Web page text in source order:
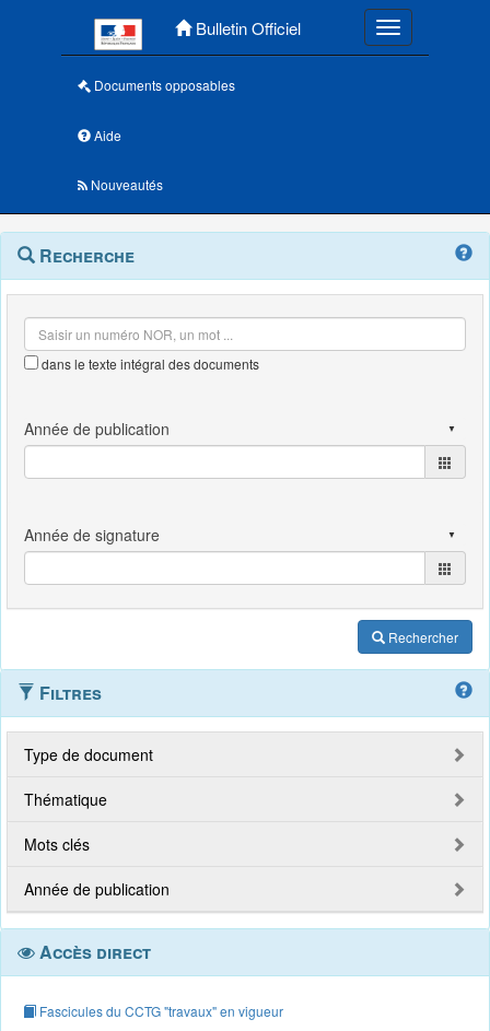
Bulletin Officiel Toggle
Documents opposables
Aide
Nouveautés
Navigation
outils
Menu
contextuel
Recherche
dans le texte intégral des documents
Rechercher
Filtres
Type de document
Thématique
Mots clés
Année de publication
Accès direct
Fascicules du CCTG "travaux" en vigueur